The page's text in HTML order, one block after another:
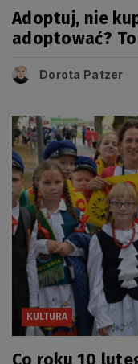
Adoptuj, nie
adoptować?
Dorota Patzer
KULTURA
Co roku 10